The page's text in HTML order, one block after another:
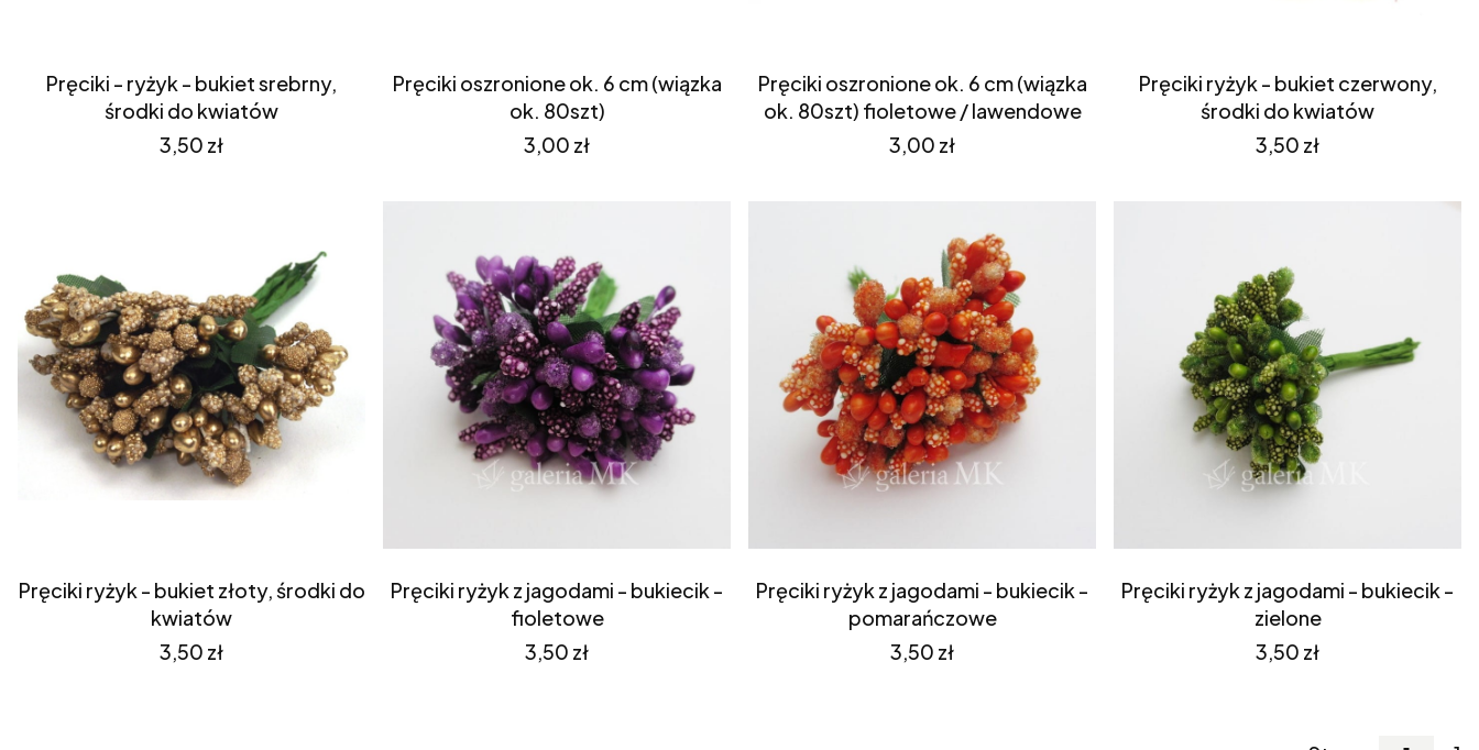
Pręciki - ryżyk - bukiet srebrny,
środki do kwiatów
Cena
3,50 zł
Pręciki oszronione ok. 6 cm (wiązka
ok. 80szt)
Cena
3,00 zł
Pręciki oszronione ok. 6 cm (wiązka
ok. 80szt) fioletowe / lawendowe
Cena
3,00 zł
Pręciki ryżyk - bukiet czerwony,
środki do kwiatów
Cena
3,50 zł
Pręciki ryżyk - bukiet złoty, środki do
kwiatów
Cena
3,50 zł
Pręciki ryżyk z jagodami - bukiecik -
fioletowe
Cena
3,50 zł
Pręciki ryżyk z jagodami - bukiecik -
pomarańczowe
Cena
3,50 zł
Pręciki ryżyk z jagodami - bukiecik -
zielone
Cena
3,50 zł